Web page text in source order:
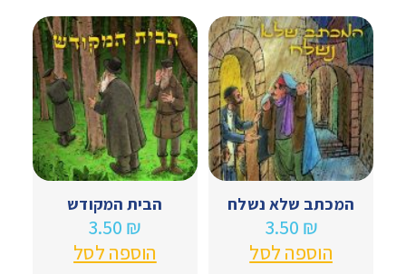
המכתב שלא נשלח
₪
הוספה לסל
הבית המקודש
₪
הוספה לסל